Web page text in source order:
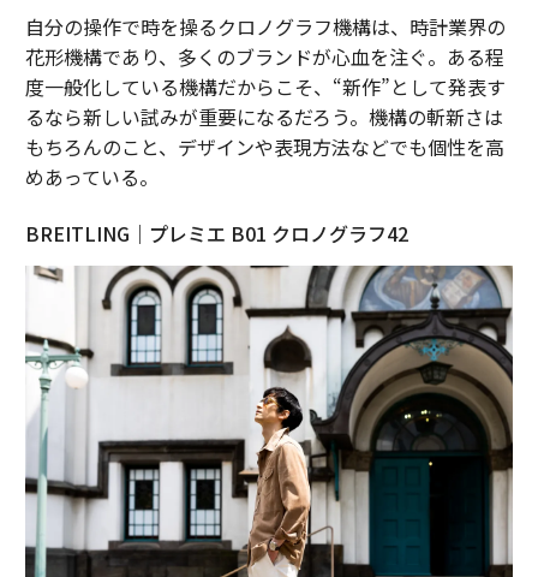
自分の操作で時を操るクロノグラフ機構は、時計業界の
花形機構であり、多くのブランドが心血を注ぐ。ある程
度一般化している機構だからこそ、“新作”として発表す
るなら新しい試みが重要になるだろう。機構の斬新さは
もちろんのこと、デザインや表現方法などでも個性を高
めあっている。
BREITLING｜プレミエ B01 クロノグラフ42